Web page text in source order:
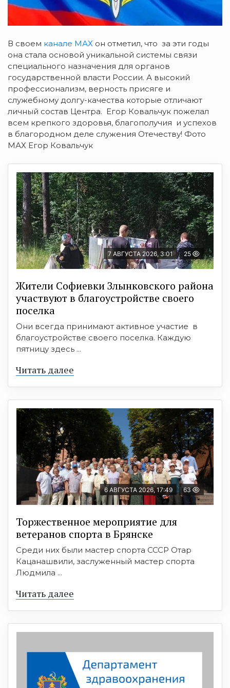
В своем канале МАХ он отметил, что за эти годы
она стала основой уникальной системы связи
специального назначения для органов
государственной власти России. А высокий
профессионализм, верность присяге и
служебному долгу-качества которые отличают
личный состав Центра. Егор Ковальчук пожелал
всем крепкого здоровья, благополучия и успехов
в благородном деле служения Отечеству! Фото
МАХ Егор Ковальчук
7 АВГУСТА 2026, 3:01 25
Жители Софиевки Злынковского района
участвуют в благоустройстве своего
поселка
Они всегда принимают активное участие в
благоустройстве своего поселка. Каждую
пятницу здесь ...
Читать далее
6 АВГУСТА 2026, 17:49 63
Торжественное мероприятие для
ветеранов спорта в Брянске
Среди них были мастер спорта СССР Отар
Кацанашвили, заслуженный мастер спорта
Людмила ...
Читать далее